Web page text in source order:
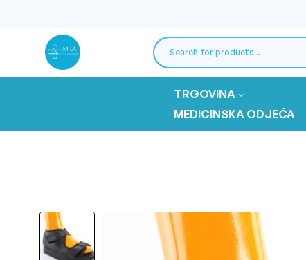
TRGOVINA
MEDICINSKA ODJEĆA